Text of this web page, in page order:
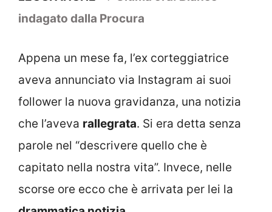
indagato dalla Procura
Appena un mese fa, l’ex corteggiatrice
aveva annunciato via Instagram ai suoi
follower la nuova gravidanza, una notizia
che l’aveva rallegrata. Si era detta senza
parole nel “descrivere quello che è
capitato nella nostra vita”. Invece, nelle
scorse ore ecco che è arrivata per lei la